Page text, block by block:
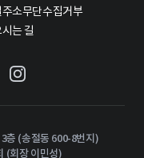
주소무단수집거부
는 길
층 (송절동 600-8번지)
(회장 이민성)